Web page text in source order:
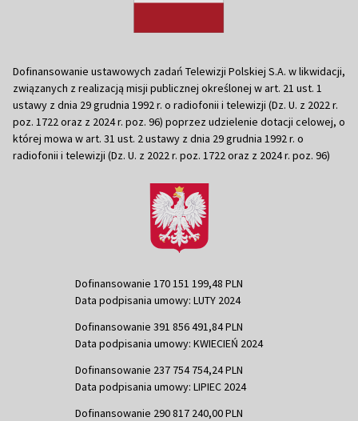
Dofinansowanie ustawowych zadań Telewizji Polskiej S.A. w likwidacji,
związanych z realizacją misji publicznej określonej w art. 21 ust. 1
ustawy z dnia 29 grudnia 1992 r. o radiofonii i telewizji (Dz. U. z 2022 r.
poz. 1722 oraz z 2024 r. poz. 96) poprzez udzielenie dotacji celowej, o
której mowa w art. 31 ust. 2 ustawy z dnia 29 grudnia 1992 r. o
radiofonii i telewizji (Dz. U. z 2022 r. poz. 1722 oraz z 2024 r. poz. 96)
Dofinansowanie 170 151 199,48 PLN
Data podpisania umowy: LUTY 2024
Dofinansowanie 391 856 491,84 PLN
Data podpisania umowy: KWIECIEŃ 2024
Dofinansowanie 237 754 754,24 PLN
Data podpisania umowy: LIPIEC 2024
Dofinansowanie 290 817 240,00 PLN